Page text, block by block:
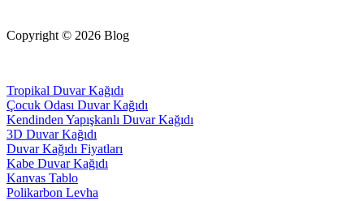
Copyright © 2026 Blog
Tropikal Duvar Kağıdı
Çocuk Odası Duvar Kağıdı
Kendinden Yapışkanlı Duvar Kağıdı
3D Duvar Kağıdı
Duvar Kağıdı Fiyatları
Kabe Duvar Kağıdı
Kanvas Tablo
Polikarbon Levha